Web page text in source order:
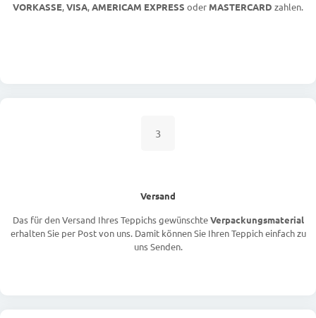
VORKASSE,VISA,AMERICAM EXPRESS oder MASTERCARD zahlen.
3
Versand
Das für den Versand Ihres Teppichs gewünschteVerpackungsmaterial
erhalten Sie per Post von uns. Damit können Sie Ihren Teppich einfach zu
uns Senden.